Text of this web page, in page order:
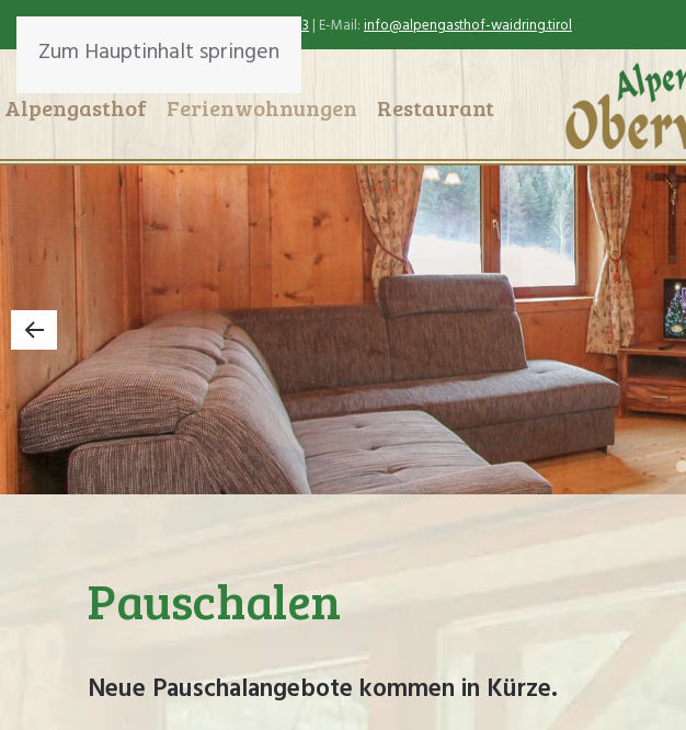
Zum Hauptinhalt springen
+43 (0)5353 20053| E-Mail:info@alpengasthof-waidring.tirol
Alpengasthof Ferienwohnungen Restaurant
Pauschalen
Neue Pauschalangebote kommen in Kürze.